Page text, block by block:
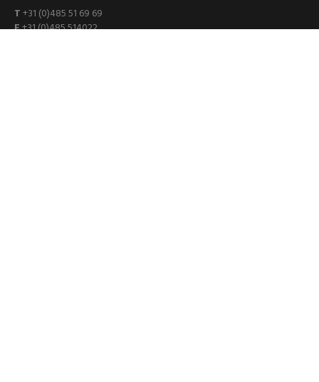
T+31 (0)485 51 69 69
F+31 (0)485 514022